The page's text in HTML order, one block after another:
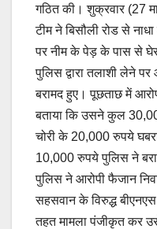
गठित की। शुक्रवार (27
टीम ने बिसौली रोड से
पर नीम के पेड़ के पास से
पुलिस द्वारा तलाशी लेने
बरामद हुए। पूछताछ में
बताया कि उसने कुल
चोरी के 20,000 रुपये
10,000 रुपये पुलिस ने
पुलिस ने आरोपी फैजान
सहसवान के विरुद्ध
तहत मामला पंजीकृत कर